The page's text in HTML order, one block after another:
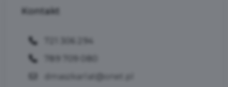
Kontakt
dmaszkarlat@onet.pl